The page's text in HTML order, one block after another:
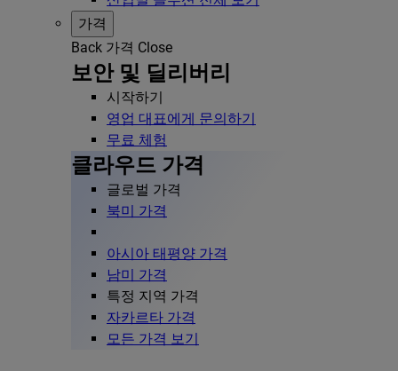
가격
Back 가격 Close
보안 및 딜리버리
시작하기
영업 대표에게 문의하기
무료 체험
클라우드 가격
글로벌 가격
북미 가격
아시아 태평양 가격
남미 가격
특정 지역 가격
자카르타 가격
모든 가격 보기